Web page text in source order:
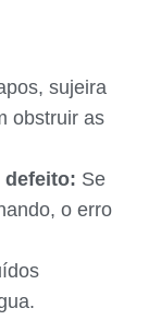
sujeira
obstruir as
defeito: Se
o erro